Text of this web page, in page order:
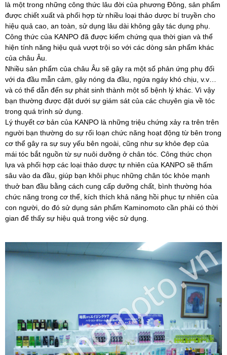
là một trong những công thức lâu đời của phương Đông, sản phẩm
được chiết xuất và phối hợp từ nhiều loại thảo dược bí truyền cho
hiệu quả cao, an toàn, sử dụng lâu dài không gây tác dụng phụ.
Công thức của KANPO đã được kiểm chứng qua thời gian và thể
hiện tính năng hiệu quả vượt trội so với các dòng sản phẩm khác
của châu Âu.
Nhiều sản phẩm của châu Âu sẽ gây ra một số phản ứng phụ đối
với da đầu mẫn cảm, gây nóng da đầu, ngứa ngáy khó chịu, v.v…
và có thể dẫn đến sự phát sinh thành một số bệnh lý khác. Vì vậy
bạn thường được đặt dưới sự giám sát của các chuyên gia về tóc
trong quá trình sử dụng.
Lý thuyết cơ bản của KANPO là những triệu chứng xảy ra trên trên
người bạn thường do sự rối loạn chức năng hoạt động từ bên trong
cơ thể gây ra sự suy yếu bên ngoài, cũng như sự khỏe đẹp của
mái tóc bắt nguồn từ sự nuôi dưỡng ở chân tóc. Công thức chọn
lựa và phối hợp các loại thảo dược tự nhiên của KANPO sẽ thấm
sâu vào da đầu, giúp bạn khôi phục những chân tóc khỏe mạnh
thuở ban đầu bằng cách cung cấp dưỡng chất, bình thường hóa
chức năng trong cơ thể, kích thích khả năng hồi phục tự nhiên của
con người, do đó sử dụng sản phẩm Kaminomoto cần phải có thời
gian để thấy sự hiệu quả trong việc sử dụng.